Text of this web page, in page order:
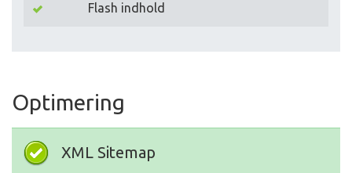
Flash indhold
Optimering
XML Sitemap